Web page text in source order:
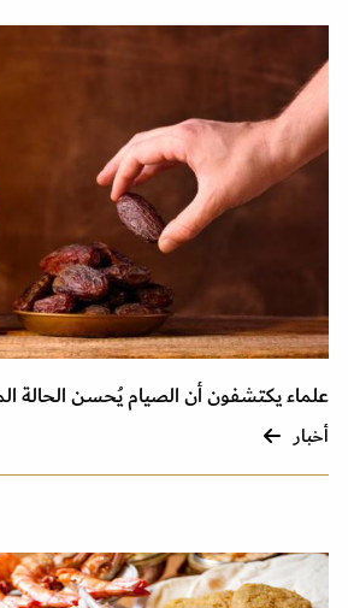
علماء يكتشفون أن الصيام يُحسن الحالة
أخبار